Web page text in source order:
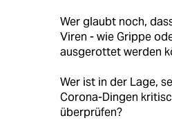
Wer glaubt noch,
Viren - wie Grippe
ausgerottet werden
Wer ist in der Lage,
Corona-Dingen
überprüfen?